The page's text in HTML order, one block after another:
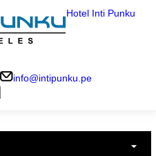
Hotel Inti Punku
info@intipunku.pe